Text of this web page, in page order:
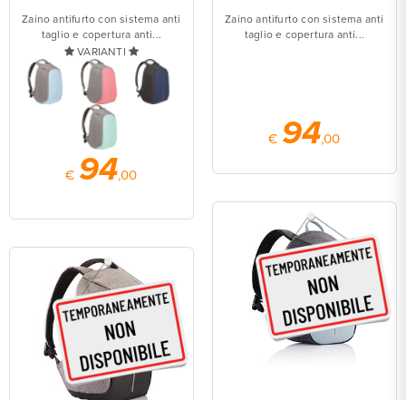
Zaino antifurto con sistema anti
taglio e copertura anti...
VARIANTI
€ 94,00
Zaino antifurto con sistema anti
taglio e copertura anti...
€ 94,00